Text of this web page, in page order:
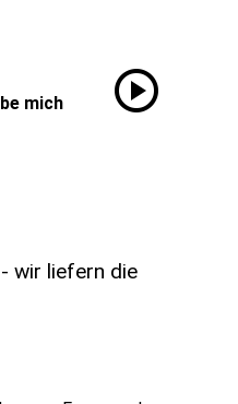
mich
play_circle
wir liefern die